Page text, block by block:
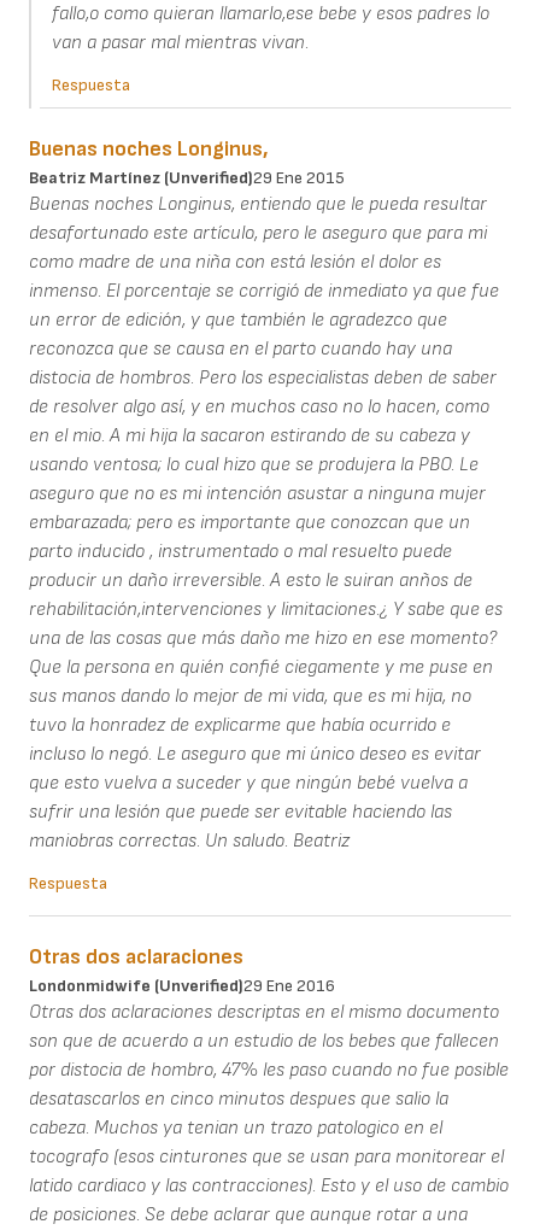
fallo,o como quieran llamarlo,ese bebe y esos padres lo
van a pasar mal mientras vivan.
Respuesta
Buenas noches Longinus,
Beatriz Martínez (unverified)29 Ene 2015
Buenas noches Longinus, entiendo que le pueda resultar
desafortunado este artículo, pero le aseguro que para mi
como madre de una niña con está lesión el dolor es
inmenso. El porcentaje se corrigió de inmediato ya que fue
un error de edición, y que también le agradezco que
reconozca que se causa en el parto cuando hay una
distocia de hombros. Pero los especialistas deben de saber
de resolver algo así, y en muchos caso no lo hacen, como
en el mio. A mi hija la sacaron estirando de su cabeza y
usando ventosa; lo cual hizo que se produjera la PBO. Le
aseguro que no es mi intención asustar a ninguna mujer
embarazada; pero es importante que conozcan que un
parto inducido , instrumentado o mal resuelto puede
producir un daño irreversible. A esto le suiran anños de
rehabilitación,intervenciones y limitaciones.¿ Y sabe que es
una de las cosas que más daño me hizo en ese momento?
Que la persona en quién confié ciegamente y me puse en
sus manos dando lo mejor de mi vida, que es mi hija, no
tuvo la honradez de explicarme que había ocurrido e
incluso lo negó. Le aseguro que mi único deseo es evitar
que esto vuelva a suceder y que ningún bebé vuelva a
sufrir una lesión que puede ser evitable haciendo las
maniobras correctas. Un saludo. Beatriz
Respuesta
Otras dos aclaraciones
Londonmidwife (unverified)29 Ene 2016
Otras dos aclaraciones descriptas en el mismo documento
son que de acuerdo a un estudio de los bebes que fallecen
por distocia de hombro, 47% les paso cuando no fue posible
desatascarlos en cinco minutos despues que salio la
cabeza. Muchos ya tenian un trazo patologico en el
tocografo (esos cinturones que se usan para monitorear el
latido cardiaco y las contracciones). Esto y el uso de cambio
de posiciones. Se debe aclarar que aunque rotar a una